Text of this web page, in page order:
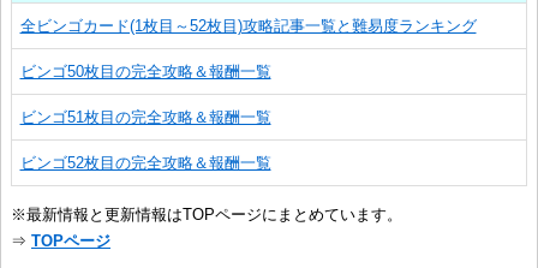
全ビンゴカード(1枚目～52枚目)攻略記事一覧と難易度ランキング
ビンゴ50枚目の完全攻略＆報酬一覧
ビンゴ51枚目の完全攻略＆報酬一覧
ビンゴ52枚目の完全攻略＆報酬一覧
※最新情報と更新情報はTOPページにまとめています。
⇒ TOPページ